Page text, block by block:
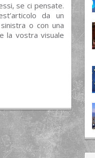
se ci pensate.
da un
o con una
la vostra visuale